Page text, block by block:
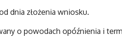
dnia złożenia wniosku.
o powodach opóźnienia i